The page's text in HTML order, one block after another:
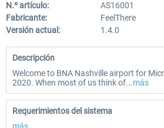
N.º artículo:
AS16001
Fabricante:
FeelThere
Versión actual:
1.4.0
Descripción
Welcome to BNA Nashville airport for
2020. When most of us think of...más
Requerimientos del sistema